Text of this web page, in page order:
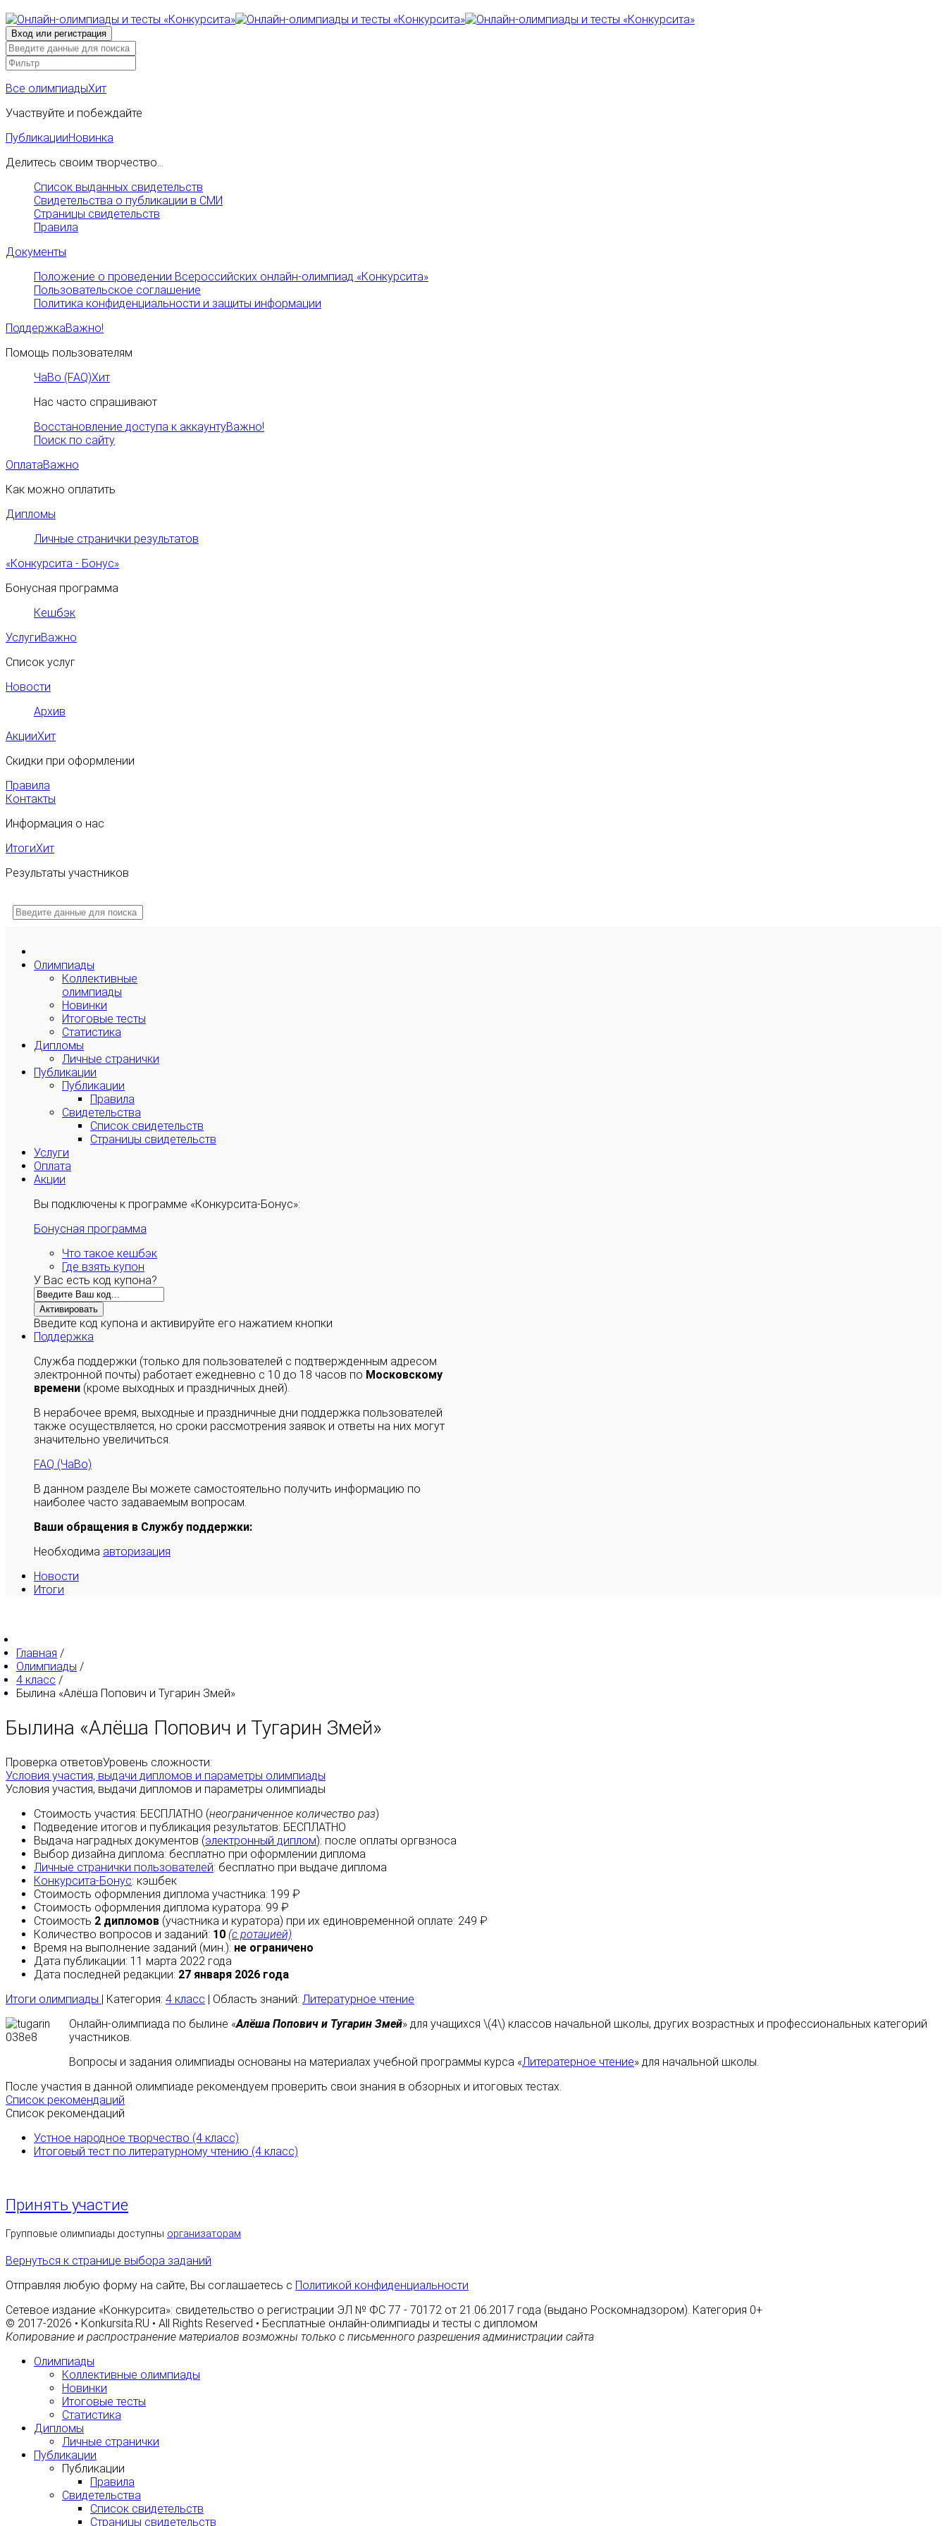
Все олимпиадыХит
Участвуйте и побеждайте
ПубликацииНовинка
Делитесь своим творчество...
Список выданных свидетельств
Свидетельства о публикации в СМИ
Страницы свидетельств
Правила
Документы
Положение о проведении Всероссийских онлайн-олимпиад «Конкурсита»
Пользовательское соглашение
Политика конфиденциальности и защиты информации
ПоддержкаВажно!
Помощь пользователям
ЧаВо (FAQ)Хит
Нас часто спрашивают
Восстановление доступа к аккаунтуВажно!
Поиск по сайту
ОплатаВажно
Как можно оплатить
Дипломы
Личные странички результатов
«Конкурсита - Бонус»
Бонусная программа
Кешбэк
УслугиВажно
Список услуг
Новости
Архив
АкцииХит
Скидки при оформлении
Правила
Контакты
Информация о нас
ИтогиХит
Результаты участников
Олимпиады
Коллективные
олимпиады
Новинки
Итоговые тесты
Статистика
Дипломы
Личные странички
Публикации
Публикации
Правила
Свидетельства
Список свидетельств
Страницы свидетельств
Услуги
Оплата
Акции
Вы подключены к программе «Конкурсита-Бонус»:
Бонусная программа
Что такое кешбэк
Где взять купон
У Вас есть код купона?
Активировать
Введите код купона и активируйте его нажатием кнопки
Поддержка
Служба поддержки (только для пользователей с подтвержденным адресом
электронной почты) работает ежедневно с 10 до 18 часов по Московскому
времени (кроме выходных и праздничных дней).
В нерабочее время, выходные и праздничные дни поддержка пользователей
также осуществляется, но сроки рассмотрения заявок и ответы на них могут
значительно увеличиться.
FAQ (ЧаВо)
В данном разделе Вы можете самостоятельно получить информацию по
наиболее часто задаваемым вопросам.
Ваши обращения в Службу поддержки:
Необходима авторизация
Новости
Итоги
Главная /
Олимпиады /
4 класс /
Былина «Алёша Попович и Тугарин Змей»
Былина «Алёша Попович и Тугарин Змей»
Проверка ответовУровень сложности:
Условия участия, выдачи дипломов и параметры олимпиады
Условия участия, выдачи дипломов и параметры олимпиады
Стоимость участия: БЕСПЛАТНО (неограниченное количество раз)
Подведение итогов и публикация результатов: БЕСПЛАТНО
Выдача наградных документов (электронный диплом): после оплаты оргвзноса
Выбор дизайна диплома: бесплатно при оформлении диплома
Личные странички пользователей: бесплатно при выдаче диплома
Конкурсита-Бонус: кэшбек
Стоимость оформления диплома участника: 199 ₽
Стоимость оформления диплома куратора: 99 ₽
Стоимость 2 дипломов (участника и куратора) при их единовременной оплате: 249 ₽
Количество вопросов и заданий: 10 (с ротацией)
Время на выполнение заданий (мин.): не ограничено
Дата публикации: 11 марта 2022 года
Дата последней редакции: 27 января 2026 года
Итоги олимпиады
| Категория: 4 класс | Область знаний: Литературное чтение
Онлайн-олимпиада по былине «Алёша Попович и Тугарин Змей» для учащихся \(4\) классов начальной школы, других возрастных и профессиональных категорий
участников.
Вопросы и задания олимпиады основаны на материалах учебной программы курса «Литератерное чтение» для начальной школы.
После участия в данной олимпиаде рекомендуем проверить свои знания в обзорных и итоговых тестах.
Список рекомендаций
Список рекомендаций
Устное народное творчество (4 класс)
Итоговый тест по литературному чтению (4 класс)
Принять участие
Групповые олимпиады доступны организаторам
Вернуться к странице выбора заданий
Отправляя любую форму на сайте, Вы соглашаетесь с Политикой конфиденциальности
Сетевое издание «Конкурсита»: свидетельство о регистрации ЭЛ № ФС 77 - 70172 от 21.06.2017 года (выдано Роскомнадзором). Категория 0+
© 2017-2026 • Konkursita.RU • All Rights Reserved • Бесплатные онлайн-олимпиады и тесты с дипломом
Копирование и распространение материалов возможны только с письменного разрешения администрации сайта
Олимпиады
Коллективные олимпиады
Новинки
Итоговые тесты
Статистика
Дипломы
Личные странички
Публикации
Публикации
Правила
Свидетельства
Список свидетельств
Страницы свидетельств